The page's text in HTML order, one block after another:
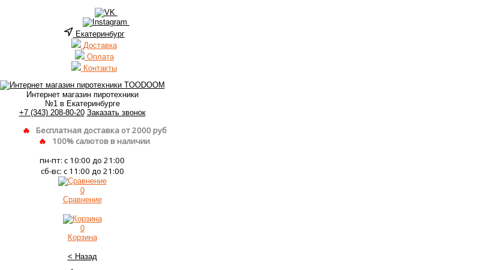
Екатеринбург
Доставка
Оплата
Контакты
Интернет магазин пиротехники
№1 в Екатеринбурге
+7 (343) 208-80-20 Заказать звонок
Бесплатная доставка от 2000 руб
100% салютов в наличии
пн-пт: с 10:00 до 21:00
сб-вс: с 11:00 до 21:00
0
Сравнение
0
Корзина
< Назад